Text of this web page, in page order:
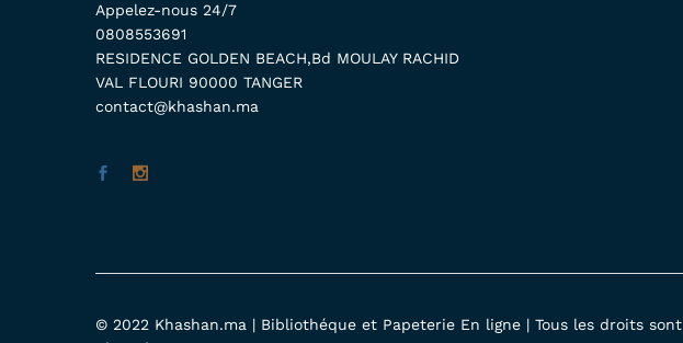
Appelez-nous 24/7
0808553691
RESIDENCE GOLDEN BEACH,Bd MOULAY RACHID
VAL FLOURI 90000 TANGER
contact@khashan.ma
© 2022 Khashan.ma | Bibliothéque et Papeterie En ligne | Tous les droits sont